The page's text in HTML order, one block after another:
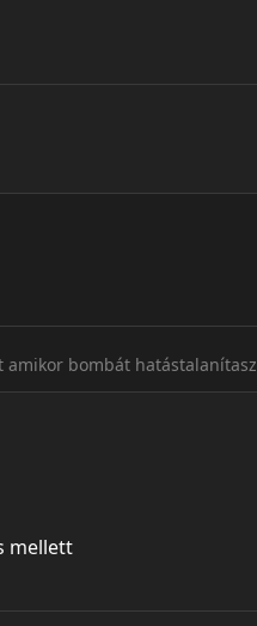
amikor bombát hatástalanítasz
mellett